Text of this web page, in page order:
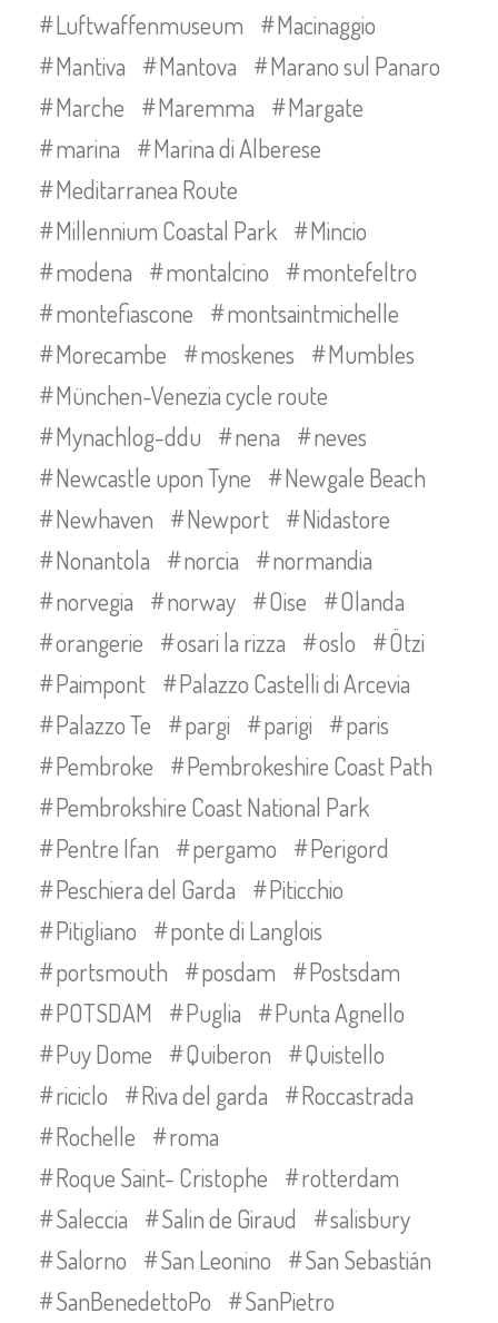
Luftwaffenmuseum
Macinaggio
Mantiva
Mantova
Marano sul Panaro
Marche
Maremma
Margate
marina
Marina di Alberese
Meditarranea Route
Millennium Coastal Park
Mincio
modena
montalcino
montefeltro
montefiascone
montsaintmichelle
Morecambe
moskenes
Mumbles
München-Venezia cycle route
Mynachlog-ddu
nena
neves
Newcastle upon Tyne
Newgale Beach
Newhaven
Newport
Nidastore
Nonantola
norcia
normandia
norvegia
norway Oise
Olanda
orangerie
osari la rizza oslo
Ötzi
Paimpont
Palazzo Castelli di Arcevia
Palazzo Te
pargi parigi
paris
Pembroke
Pembrokeshire Coast Path
Pembrokshire Coast National Park
Pentre Ifan
pergamo
Perigord
Peschiera del Garda
Piticchio
Pitigliano
ponte di Langlois
portsmouth
posdam
Postsdam
POTSDAM
Puglia
Punta Agnello
Puy Dome
Quiberon
Quistello
riciclo
Riva del garda
Roccastrada
Rochelle
roma
Roque Saint- Cristophe
rotterdam
Saleccia
Salin de Giraud
salisbury
Salorno
San Leonino
San Sebastián
SanBenedettoPo
SanPietro